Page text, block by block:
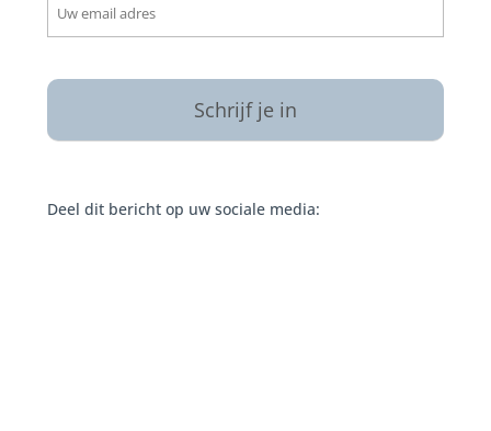
Deel dit bericht op uw sociale media: